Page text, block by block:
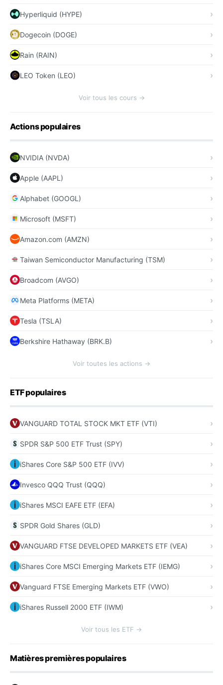
Hyperliquid (HYPE)
Dogecoin (DOGE)
Rain (RAIN)
LEO Token (LEO)
Voir tous les cours →
Actions populaires
NVIDIA (NVDA)
Apple (AAPL)
Alphabet (GOOGL)
Microsoft (MSFT)
Amazon.com (AMZN)
Taiwan Semiconductor Manufacturing (TSM)
Broadcom (AVGO)
Meta Platforms (META)
Tesla (TSLA)
Berkshire Hathaway (BRK.B)
Voir toutes les actions →
ETF populaires
VANGUARD TOTAL STOCK MKT ETF (VTI)
SPDR S&P 500 ETF Trust (SPY)
iShares Core S&P 500 ETF (IVV)
Invesco QQQ Trust (QQQ)
iShares MSCI EAFE ETF (EFA)
SPDR Gold Shares (GLD)
VANGUARD FTSE DEVELOPED MARKETS ETF (VEA)
iShares Core MSCI Emerging Markets ETF (IEMG)
Vanguard FTSE Emerging Markets ETF (VWO)
iShares Russell 2000 ETF (IWM)
Voir tous les ETF →
Matières premières populaires